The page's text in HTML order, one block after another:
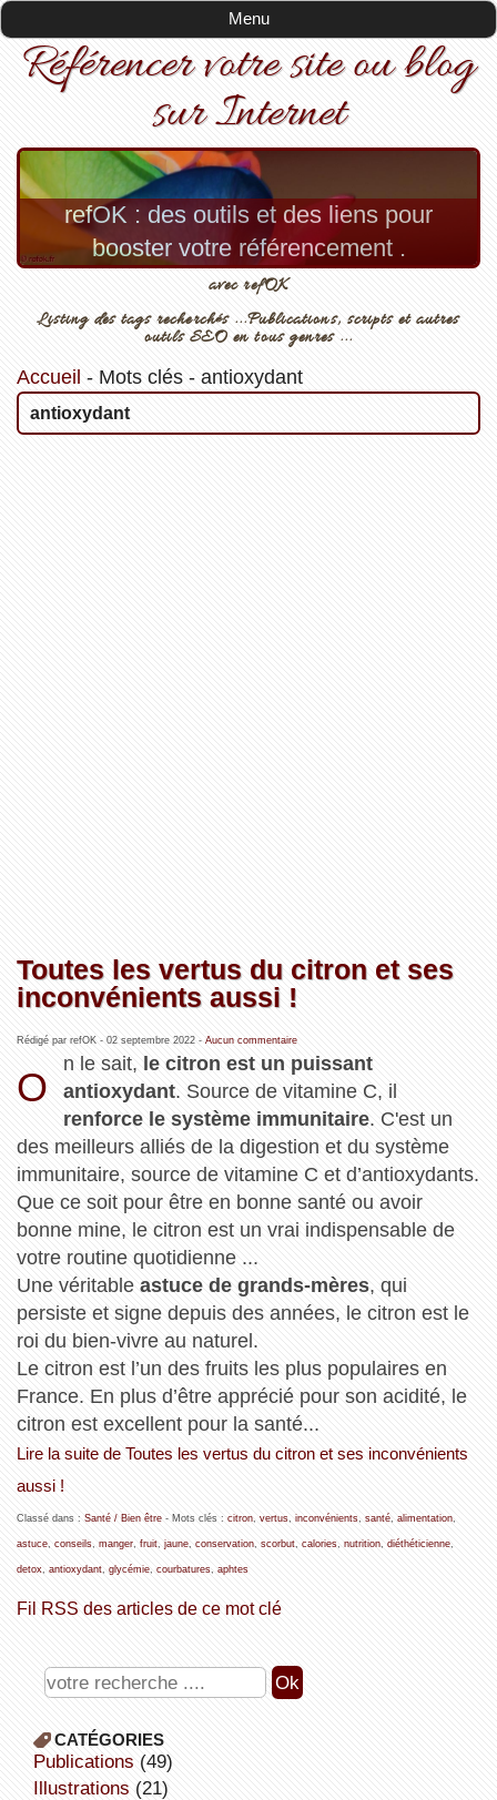
Menu
Référencer votre site ou blog
sur Internet
refOK : des outils et des liens pour
booster votre référencement .
avec refOK
Listing des tags recherchés ...Publications, scripts et autres
outils SEO en tous genres ...
Accueil - Mots clés- antioxydant
antioxydant
Toutes les vertus du citron et ses
inconvénients aussi !
Rédigé par refOK - 02 septembre 2022- Aucun commentaire
O
n le sait, le citron est un puissant
antioxydant. Source de vitamine C, il
renforce ​​le système immunitaire. C'est un
des meilleurs alliés de la digestion et du système
immunitaire, source de vitamine C et d’antioxydants.
Que ce soit pour être en bonne santé ou avoir
bonne mine, le citron est un vrai indispensable de
votre routine quotidienne ...
Une véritable astuce de grands-mères, qui
persiste et signe depuis des années, le citron est le
roi du bien-vivre au naturel.
Le citron est l’un des fruits les plus populaires en
France. En plus d’être apprécié pour son acidité, le
citron est excellent pour la santé...
Lire la suite de Toutes les vertus du citron et ses inconvénients
aussi !
Classé dans : Santé / Bien être- Mots clés : citron, vertus, inconvénients, santé, alimentation,
astuce, conseils, manger, fruit, jaune, conservation, scorbut, calories, nutrition, diéthéticienne,
detox antioxydant, glycémie, courbatures, aphtes
Fil RSS des articles de ce mot clé
CATÉGORIES
publications (49)
illustrations (21)